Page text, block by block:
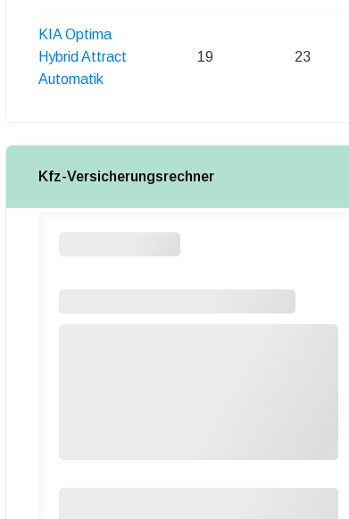
KIA Optima
Hybrid Attract
Automatik
19 23
Kfz-Versicherungsrechner